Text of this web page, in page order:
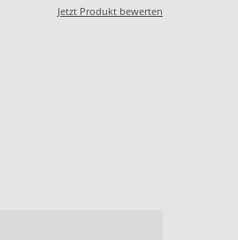
Jetzt Produkt bewerten